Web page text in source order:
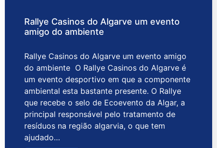
Rallye Casinos do Algarve um evento
amigo do ambiente
Rallye Casinos do Algarve um evento amigo
do ambiente O Rallye Casinos do Algarve é
um evento desportivo em que a componente
ambiental esta bastante presente. O Rallye
que recebe o selo de Ecoevento da Algar, a
principal responsável pelo tratamento de
resíduos na região algarvia, o que tem
ajudado…